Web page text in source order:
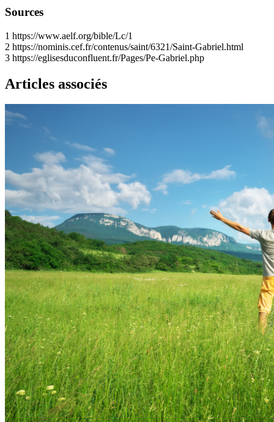
Sources
1 https://www.aelf.org/bible/Lc/1
2 https://nominis.cef.fr/contenus/saint/6321/Saint-Gabriel.html
3 https://eglisesduconfluent.fr/Pages/Pe-Gabriel.php
Articles associés